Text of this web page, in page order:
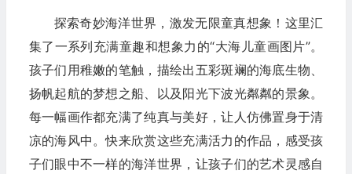
探索奇妙海洋世界，激发无限童真想象！这里汇
集了一系列充满童趣和想象力的“大海儿童画图片”。
孩子们用稚嫩的笔触，描绘出五彩斑斓的海底生物、
扬帆起航的梦想之船、以及阳光下波光粼粼的景象。
每一幅画作都充满了纯真与美好，让人仿佛置身于清
凉的海风中。快来欣赏这些充满活力的作品，感受孩
子们眼中不一样的海洋世界，让孩子们的艺术灵感自